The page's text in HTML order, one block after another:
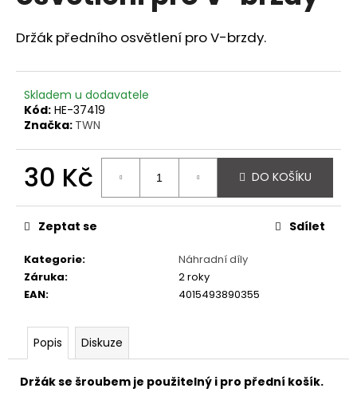
hvězdiček.
Držák předního osvětlení pro V-brzdy.
Skladem u dodavatele
Kód: HE-37419
Značka: TWN
30 Kč
cena:
DO KOŠÍKU
Kategorie:
Náhradní díly
Záruka:
2 roky
EAN: 4015493890355
Zeptat se Sdílet
Popis Diskuze
Držák se šroubem je použitelný i pro přední košík.
j
?
HLEDAT
D
o
p
č
u